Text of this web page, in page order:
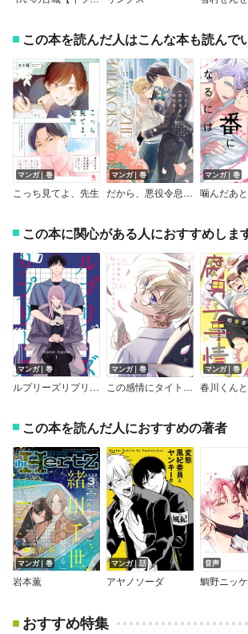
この本を読んだ人はこんな本も読んで
マンガ｜巻
こっち見てよ、先生
マンガ｜巻
だから、悪役令息の腰巾着！ 忌み嫌われた悪役は不器用に僕を囲い込み溺愛する
マンガ｜巻
この本に関心がある人におすすめしま
マンガ｜巻
ルプリーズリプリーズ
マンガ｜巻
この感情にタイトルをつけるならば
マンガ｜巻
この本を読んだ人におすすめの著者
マンガ｜巻
岩本薫
マンガ｜話
アヤノソーダ
音声
鯛野ニッケ
おすすめ特集